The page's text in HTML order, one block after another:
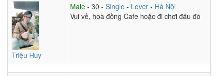
Triệu Huy
Male - 30 - Single - Lover - Hà Nội
Vui vẻ, hoà đồng Cafe hoặc đi chơi đâu đó